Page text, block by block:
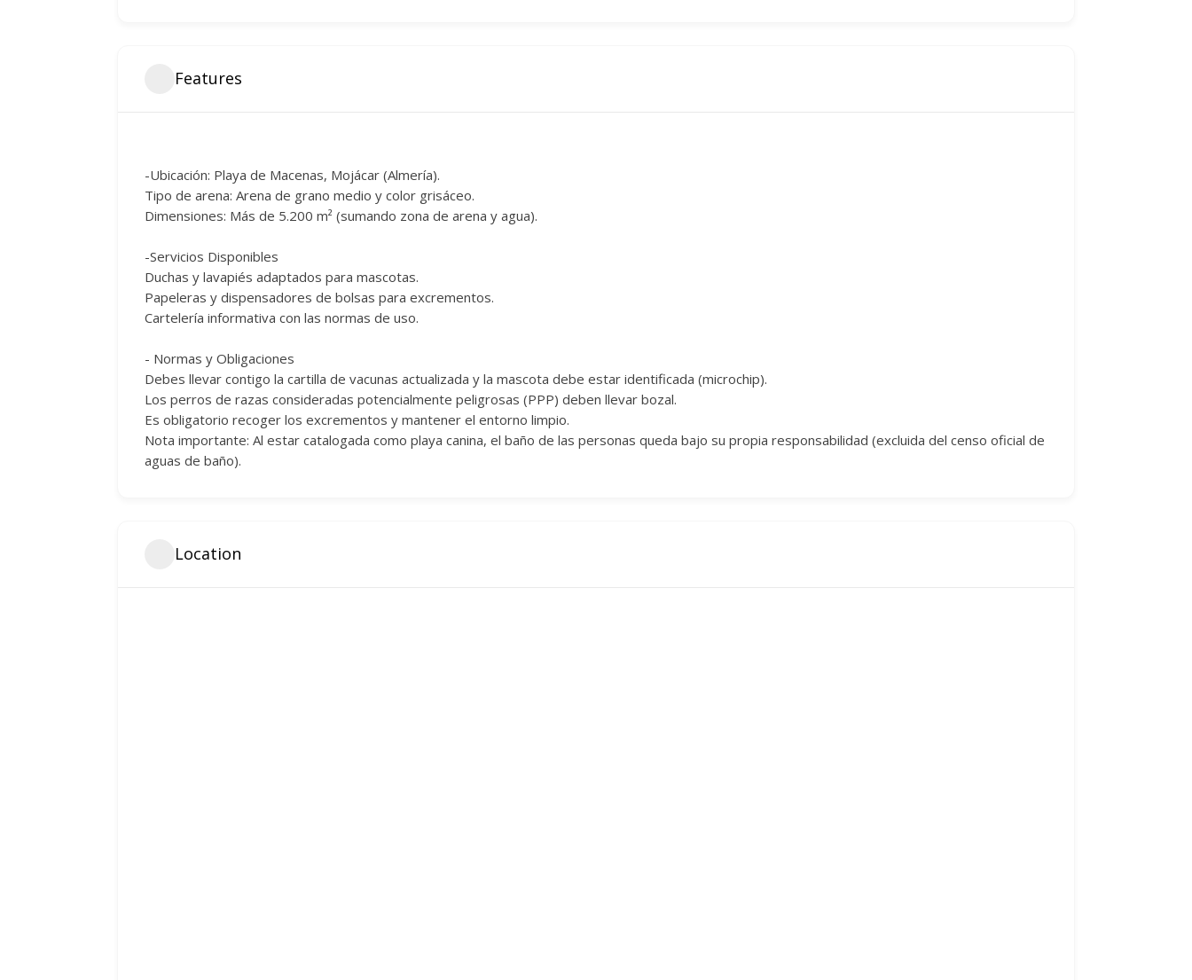
Features
-Ubicación: Playa de Macenas, Mojácar (Almería).
Tipo de arena: Arena de grano medio y color grisáceo.
Dimensiones: Más de 5.200 m² (sumando zona de arena y agua).
-Servicios Disponibles
Duchas y lavapiés adaptados para mascotas.
Papeleras y dispensadores de bolsas para excrementos.
Cartelería informativa con las normas de uso.
- Normas y Obligaciones
Debes llevar contigo la cartilla de vacunas actualizada y la mascota debe estar identificada (microchip).
Los perros de razas consideradas potencialmente peligrosas (PPP) deben llevar bozal.
Es obligatorio recoger los excrementos y mantener el entorno limpio.
Nota importante: Al estar catalogada como playa canina, el baño de las personas queda bajo su propia responsabilidad (excluida del censo oficial de
aguas de baño).
Location